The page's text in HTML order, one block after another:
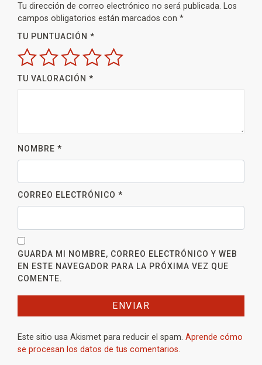
Tu dirección de correo electrónico no será publicada. Los
campos obligatorios están marcados con *
TU PUNTUACIÓN *
TU VALORACIÓN *
NOMBRE *
CORREO ELECTRÓNICO *
GUARDA MI NOMBRE, CORREO ELECTRÓNICO Y WEB
EN ESTE NAVEGADOR PARA LA PRÓXIMA VEZ QUE
COMENTE.
Este sitio usa Akismet para reducir el spam. Aprende cómo
se procesan los datos de tus comentarios.